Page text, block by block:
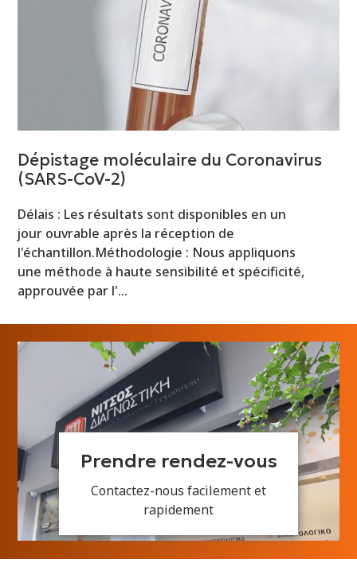
Dépistage moléculaire du Coronavirus
(SARS-CoV-2)
Délais : Les résultats sont disponibles en un
jour ouvrable après la réception de
l'échantillon.Méthodologie : Nous appliquons
une méthode à haute sensibilité et spécificité,
approuvée par l'…
Prendre rendez-vous
Contactez-nous facilement et
rapidement